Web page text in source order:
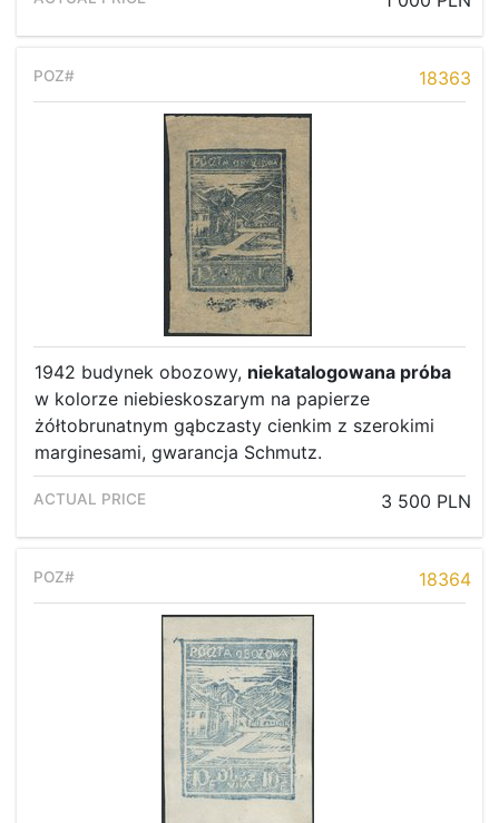
18363
1942 budynek obozowy, niekatalogowana próba
w kolorze niebieskoszarym na papierze
żółtobrunatnym gąbczasty cienkim z szerokimi
marginesami, gwarancja Schmutz.
3 500 PLN
18364